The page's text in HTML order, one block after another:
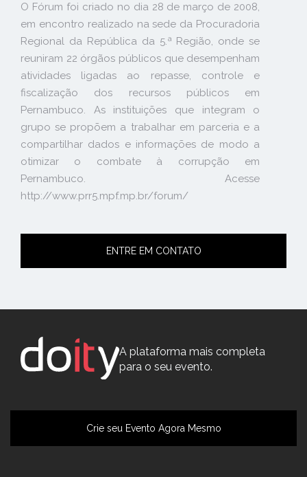
O Fórum foi criado no dia 28 de março de 2008,
em encontro realizado na sede da Procuradoria
Regional da República da 5.ª Região, onde se
reuniram 22 órgãos públicos que desempenham
atividades ligadas ao repasse, controle e
fiscalização dos recursos públicos em
Pernambuco. As instituições que integram o
grupo se propõem a trabalhar em parceria e a
compartilhar dados e informações de modo a
otimizar o combate à corrupção em
Pernambuco. Acesse
http://www.prr5.mpf.mp.br/forum/
ENTRE EM CONTATO
A plataforma mais completa
para o seu evento.
Crie seu Evento Agora Mesmo